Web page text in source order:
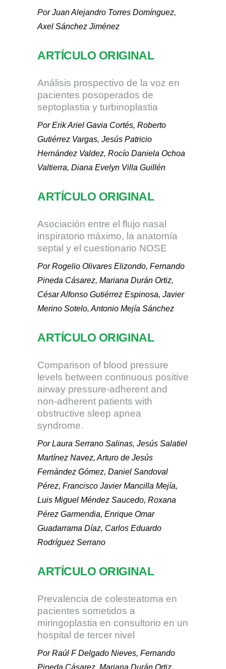
Por Juan Alejandro Torres Domínguez,
Axel Sánchez Jiménez
ARTÍCULO ORIGINAL
Análisis prospectivo de la voz en
pacientes posoperados de
septoplastia y turbinoplastia
Por Erik Ariel Gavia Cortés, Roberto
Gutiérrez Vargas, Jesús Patricio
Hernández Valdez, Rocío Daniela Ochoa
Valtierra, Diana Evelyn Villa Guillén
ARTÍCULO ORIGINAL
Asociación entre el flujo nasal
inspiratorio máximo, la anatomía
septal y el cuestionario NOSE
Por Rogelio Olivares Elizondo, Fernando
Pineda Cásarez, Mariana Durán Ortiz,
César Alfonso Gutiérrez Espinosa, Javier
Merino Sotelo, Antonio Mejía Sánchez
ARTÍCULO ORIGINAL
Comparison of blood pressure
levels between continuous positive
airway pressure-adherent and
non-adherent patients with
obstructive sleep apnea
syndrome.
Por Laura Serrano Salinas, Jesús Salatiel
Martínez Navez, Arturo de Jesús
Fernández Gómez, Daniel Sandoval
Pérez, Francisco Javier Mancilla Mejía,
Luis Miguel Méndez Saucedo, Roxana
Pérez Garmendia, Enrique Omar
Guadarrama Díaz, Carlos Eduardo
Rodríguez Serrano
ARTÍCULO ORIGINAL
Prevalencia de colesteatoma en
pacientes sometidos a
miringoplastia en consultorio en un
hospital de tercer nivel
Por Raúl F Delgado Nieves, Fernando
Pineda Cásarez, Mariana Durán Ortiz